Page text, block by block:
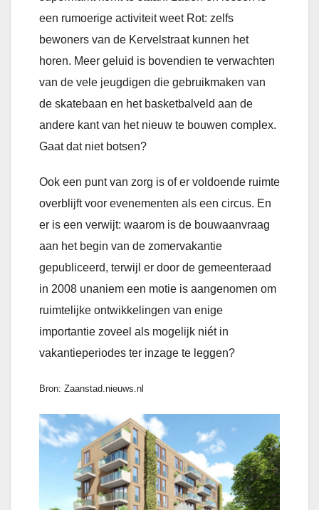
een rumoerige activiteit weet Rot: zelfs
bewoners van de Kervelstraat kunnen het
horen. Meer geluid is bovendien te verwachten
van de vele jeugdigen die gebruikmaken van
de skatebaan en het basketbalveld aan de
andere kant van het nieuw te bouwen complex.
Gaat dat niet botsen?
Ook een punt van zorg is of er voldoende ruimte
overblijft voor evenementen als een circus. En
er is een verwijt: waarom is de bouwaanvraag
aan het begin van de zomervakantie
gepubliceerd, terwijl er door de gemeenteraad
in 2008 unaniem een motie is aangenomen om
ruimtelijke ontwikkelingen van enige
importantie zoveel als mogelijk niét in
vakantieperiodes ter inzage te leggen?
Bron: Zaanstad.nieuws.nl